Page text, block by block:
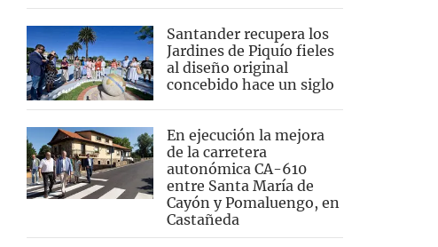
Santander recupera los
Jardines de Piquío fieles
al diseño original
concebido hace un siglo
En ejecución la mejora
de la carretera
autonómica CA-610
entre Santa María de
Cayón y Pomaluengo, en
Castañeda